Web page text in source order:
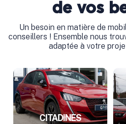
de vos
Un besoin en matière de
conseillers ! Ensemble nous
adaptée à votre
CITADINES